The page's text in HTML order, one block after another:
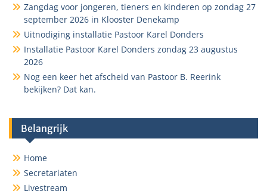
Zangdag voor jongeren, tieners en kinderen op zondag 27
september 2026 in Klooster Denekamp
Uitnodiging installatie Pastoor Karel Donders
Installatie Pastoor Karel Donders zondag 23 augustus
2026
Nog een keer het afscheid van Pastoor B. Reerink
bekijken? Dat kan.
Belangrijk
Home
Secretariaten
Livestream